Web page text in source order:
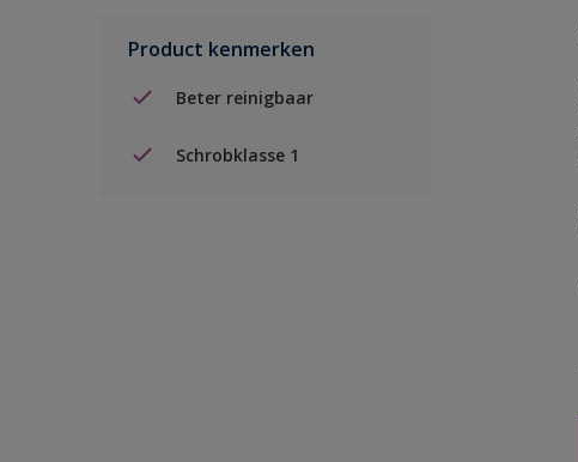
Product kenmerken
Beter reinigbaar
Schrobklasse 1